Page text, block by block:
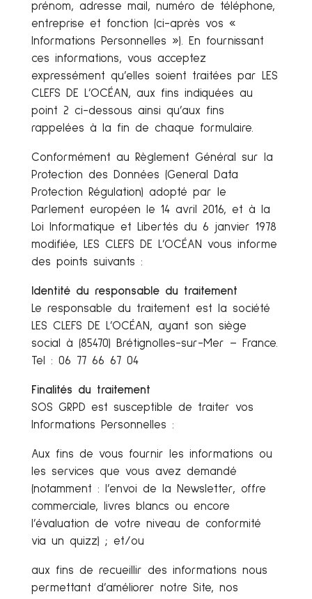
prénom, adresse mail, numéro de téléphone,
entreprise et fonction (ci-après vos «
Informations Personnelles »). En fournissant
ces informations, vous acceptez
expressément qu’elles soient traitées par LES
CLEFS DE L’OCÉAN, aux fins indiquées au
point 2 ci-dessous ainsi qu’aux fins
rappelées à la fin de chaque formulaire.
Conformément au Règlement Général sur la
Protection des Données (General Data
Protection Régulation) adopté par le
Parlement européen le 14 avril 2016, et à la
Loi Informatique et Libertés du 6 janvier 1978
modifiée, LES CLEFS DE L’OCÉAN vous informe
des points suivants :
Identité du responsable du traitement
Le responsable du traitement est la société
LES CLEFS DE L’OCÉAN, ayant son siège
social à (85470) Brétignolles-sur-Mer – France.
Tel : 06 77 66 67 04
Finalités du traitement
SOS GRPD est susceptible de traiter vos
Informations Personnelles :
Aux fins de vous fournir les informations ou
les services que vous avez demandé
(notamment : l’envoi de la Newsletter, offre
commerciale, livres blancs ou encore
l’évaluation de votre niveau de conformité
via un quizz) ; et/ou
aux fins de recueillir des informations nous
permettant d’améliorer notre Site, nos